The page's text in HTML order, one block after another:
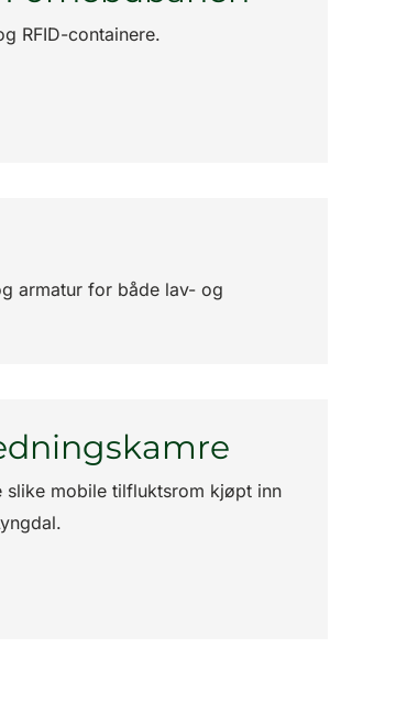
RFID-containere.
armatur for både lav- og
slike mobile tilfluktsrom kjøpt inn